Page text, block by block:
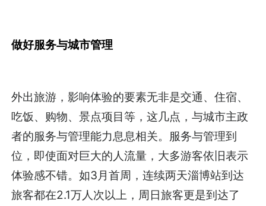
做好服务与城市管理
外出旅游，影响体验的要素无非是交通、住宿、
吃饭、购物、景点项目等，这几点，与城市主政
者的服务与管理能力息息相关。服务与管理到
位，即使面对巨大的人流量，大多游客依旧表示
体验感不错。如3月首周，连续两天淄博站到达
旅客都在2.1万人次以上，周日旅客更是到达了